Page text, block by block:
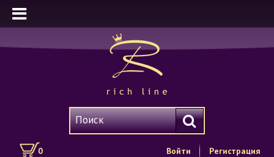
0 Войти Регистрация